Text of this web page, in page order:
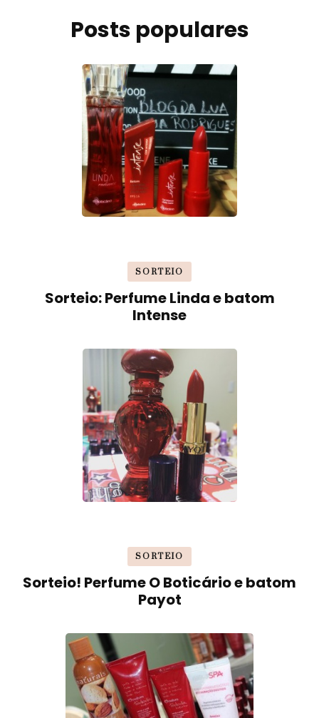
Posts populares
SORTEIO
Sorteio: Perfume Linda e batom
Intense
SORTEIO
Sorteio! Perfume O Boticário e batom
Payot